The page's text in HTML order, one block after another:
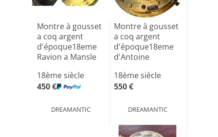
Montre à gousset
a coq argent
d'époque18eme
Ravion a Mansle
18ème siècle
450 €
DREAMANTIC
Montre à gousset
a coq argent
d'époque18eme
d'Antoine
18ème siècle
550 €
DREAMANTIC